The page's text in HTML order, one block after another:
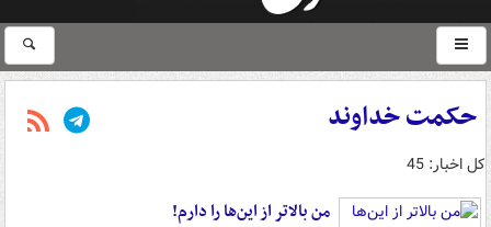
حکمت خداوند
کل اخبار: 45
من بالاتر از این‌ها را دارم!